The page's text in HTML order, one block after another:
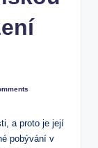
a proto je její
pobývání v